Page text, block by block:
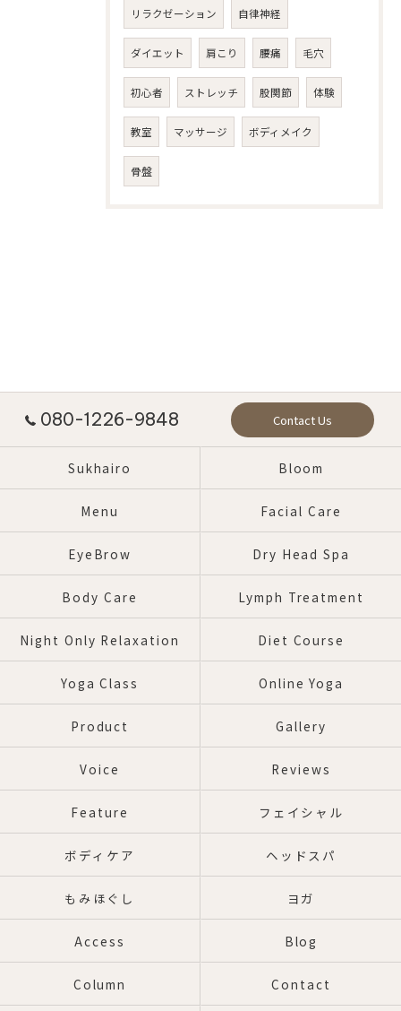
リラクゼーション 自律神経
ダイエット 肩こり 腰痛 毛穴
初心者 ストレッチ 股関節 体験
教室 マッサージ ボディメイク
骨盤
080-1226-9848 Contact Us
Sukhairo Bloom
Menu Facial Care
EyeBrow Dry Head Spa
Body Care Lymph Treatment
Night Only Relaxation Diet Course
Yoga Class Online Yoga
Product Gallery
Voice Reviews
Feature フェイシャル
ボディケア ヘッドスパ
もみほぐし ヨガ
Access Blog
Column Contact